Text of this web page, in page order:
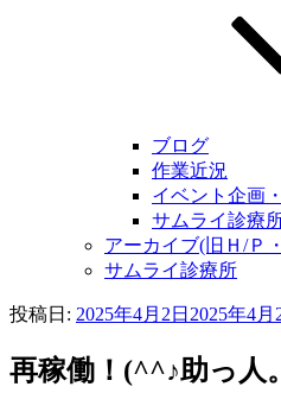
ブログ
作業近況
イベント企画
サムライ診療
アーカイブ(旧Ｈ/Ｐ
サムライ診療所
投稿日: 2025年4月2日 2025年4月
再稼働！(^^♪助っ人